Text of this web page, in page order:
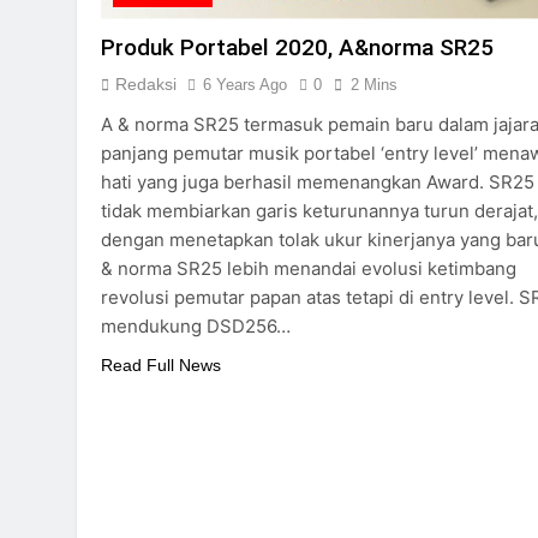
Produk Portabel 2020, A&norma SR25
Redaksi 6 Years Ago 0 2 Mins
A & norma SR25 termasuk pemain baru dalam
panjang pemutar musik portabel ‘entry level’
hati yang juga berhasil memenangkan Award. SR25
tidak membiarkan garis keturunannya turun derajat,
dengan menetapkan tolak ukur kinerjanya yang
& norma SR25 lebih menandai evolusi ketimbang
revolusi pemutar papan atas tetapi di entry level.
mendukung DSD256…
Read Full News